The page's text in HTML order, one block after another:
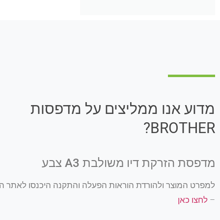
מדוע אנו ממליצים על מדפסות
BROTHER?
מדפסת הזרקת דיו משולבת A3 צבע
למפרט המוצר ולהורדת הוראות הפעלה והתקנה היכנסו לאתר
– לחצו כאן